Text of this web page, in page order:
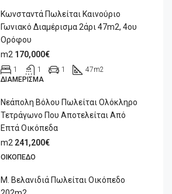
Κωνσταντά Πωλείται Καινούριο
Γωνιακό Διαμέρισμα 2άρι 47m2, 4ου
Ορόφου
m2 170,000€
1 1 1 47m2
ΔΙΑΜΈΡΙΣΜΑ
Νεάπολη Βόλου Πωλείται Ολόκληρο
Τετράγωνο Που Αποτελείται Από
Επτά Οικόπεδα
m2 241,200€
ΟΙΚΌΠΕΔΟ
Μ. Βελανιδιά Πωλείται Οικόπεδο